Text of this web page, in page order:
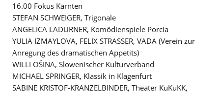
16.00 Fokus Kärnten
STEFAN SCHWEIGER, Trigonale
ANGELICA LADURNER, Komödienspiele Porcia
YULIA IZMAYLOVA, FELIX STRASSER, VADA (Verein zur
Anregung des dramatischen Appetits)
WILLI OŠINA, Slowenischer Kulturverband
MICHAEL SPRINGER, Klassik in Klagenfurt
SABINE KRISTOF-KRANZELBINDER, Theater KuKuKK,